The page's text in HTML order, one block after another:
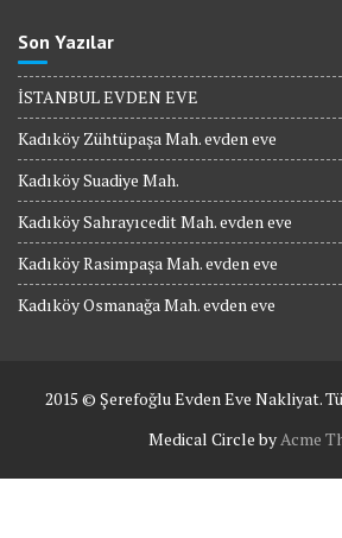
Son Yazılar
İSTANBUL EVDEN EVE
Kadıköy Zühtüpaşa Mah. evden eve
Kadıköy Suadiye Mah.
Kadıköy Sahrayıcedit Mah. evden eve
Kadıköy Rasimpaşa Mah. evden eve
Kadıköy Osmanağa Mah. evden eve
2015 © Şerefoğlu Evden Eve Nakliyat.
Medical Circle byAcme